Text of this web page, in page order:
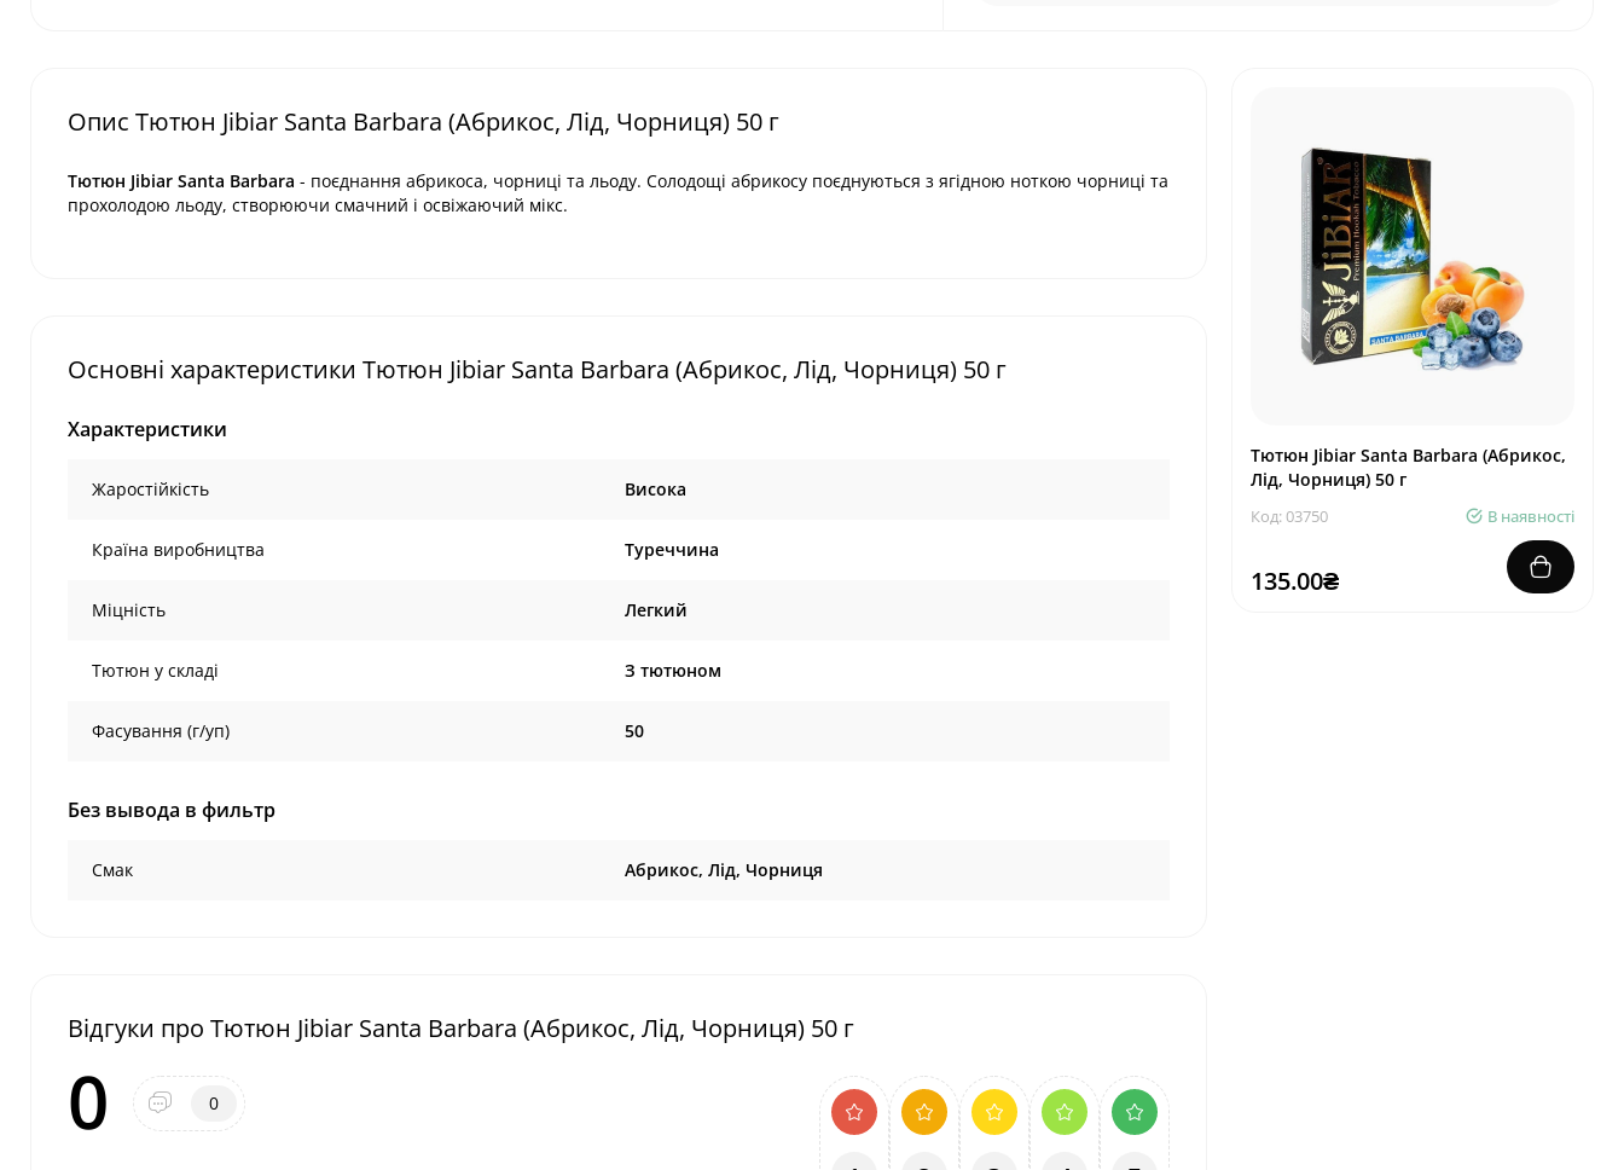
Опис Тютюн Jibiar Santa Barbara (Абрикос, Лід, Чорниця) 50 г
Тютюн Jibiar Santa Barbara - поєднання абрикоса, чорниці та льоду. Солодощі абрикосу поєднуються з ягідною ноткою чорниці та
прохолодою льоду, створюючи смачний і освіжаючий мікс.
Основні характеристики Тютюн Jibiar Santa Barbara (Абрикос, Лід, Чорниця) 50 г
Характеристики
Жаростійкість Висока
Країна виробництва Туреччина
Міцність Легкий
Тютюн у складі З тютюном
Фасування (г/уп) 50
Без вывода в фильтр
Смак Абрикос, Лід, Чорниця
Відгуки про Тютюн Jibiar Santa Barbara (Абрикос, Лід, Чорниця) 50 г
0 0
Тютюн Jibiar Santa Barbara (Абрикос,
Лід, Чорниця) 50 г
Код: 03750 В наявності
135.00₴